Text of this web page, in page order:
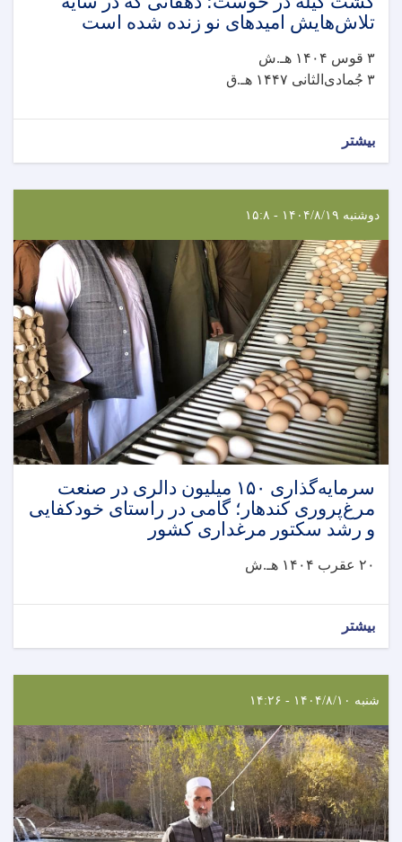
تلاش‌هایش امیدهای نو زنده شده است
۳ قوس ۱۴۰۴ هـ.ش
۳ جُمادی‌الثانی ۱۴۴۷ هـ.ق
بیشتر
دوشنبه ۱۴۰۴/۸/۱۹ - ۱۵:۸
سرمایه‌گذاری ۱۵۰ میلیون دالری در صنعت
مرغ‌پروری کندهار؛ گامی در راستای خودکفایی
و رشد سکتور مرغداری کشور
۲۰ عقرب ۱۴۰۴ هـ.ش
بیشتر
شنبه ۱۴۰۴/۸/۱۰ - ۱۴:۲۶